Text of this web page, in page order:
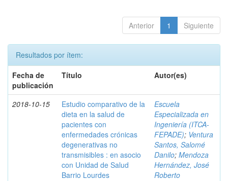
Anterior 1 Siguiente
Resultados por ítem:
Fecha de
publicación
Título Autor(es)
2018-10-15
Estudio comparativo de la
dieta en la salud de
pacientes con
enfermedades crónicas
degenerativas no
transmisibles : en asocio
con Unidad de Salud
Barrio Lourdes
Escuela
Especializada en
Ingeniería (ITCA-
FEPADE); Ventura
Santos, Salomé
Danilo; Mendoza
Hernández, José
Roberto